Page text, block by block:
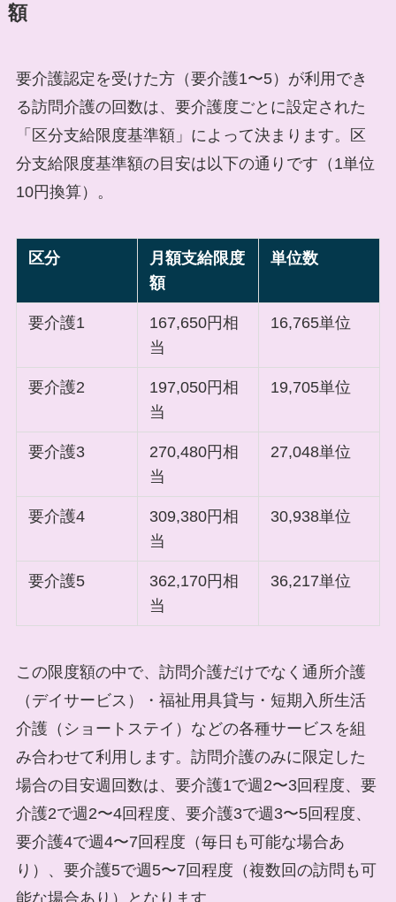
額
要介護認定を受けた方（要介護1〜5）が利用でき
る訪問介護の回数は、要介護度ごとに設定された
「区分支給限度基準額」によって決まります。区
分支給限度基準額の目安は以下の通りです（1単位
10円換算）。
区分
月額支給限度
額
単位数
要介護1
167,650円相
当
16,765単位
要介護2
197,050円相
当
19,705単位
要介護3
270,480円相
当
27,048単位
要介護4
309,380円相
当
30,938単位
要介護5
362,170円相
当
36,217単位
この限度額の中で、訪問介護だけでなく通所介護
（デイサービス）・福祉用具貸与・短期入所生活
介護（ショートステイ）などの各種サービスを組
み合わせて利用します。訪問介護のみに限定した
場合の目安週回数は、要介護1で週2〜3回程度、要
介護2で週2〜4回程度、要介護3で週3〜5回程度、
要介護4で週4〜7回程度（毎日も可能な場合あ
り）、要介護5で週5〜7回程度（複数回の訪問も可